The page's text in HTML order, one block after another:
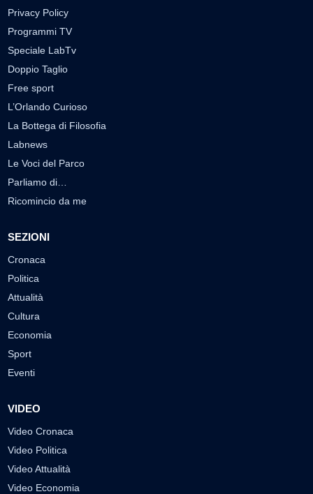
Privacy Policy
Programmi TV
Speciale LabTv
Doppio Taglio
Free sport
L’Orlando Curioso
La Bottega di Filosofia
Labnews
Le Voci del Parco
Parliamo di…
Ricomincio da me
SEZIONI
Cronaca
Politica
Attualità
Cultura
Economia
Sport
Eventi
VIDEO
Video Cronaca
Video Politica
Video Attualità
Video Economia